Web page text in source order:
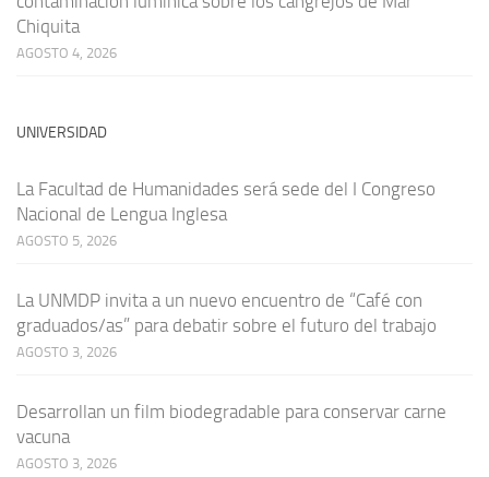
Chiquita
AGOSTO 4, 2026
UNIVERSIDAD
La Facultad de Humanidades será sede del I Congreso
Nacional de Lengua Inglesa
AGOSTO 5, 2026
La UNMDP invita a un nuevo encuentro de “Café con
graduados/as” para debatir sobre el futuro del trabajo
AGOSTO 3, 2026
Desarrollan un film biodegradable para conservar carne
vacuna
AGOSTO 3, 2026